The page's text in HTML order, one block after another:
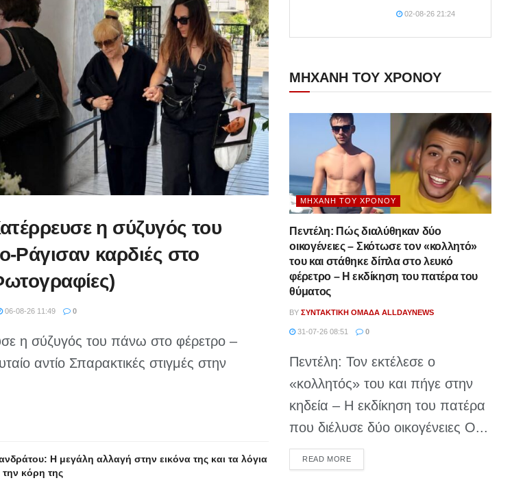
η σύζυγός του
Ράγισαν καρδιές στο
06-08-26 11:49 0
η σύζυγός του πάνω στο φέρετρο –
αντίο Σπαρακτικές στιγμές στην
Η μεγάλη αλλαγή στην εικόνα της και τα λόγια
την κόρη της
02-08-26 21:24
ΜΗΧΑΝΗ ΤΟΥ ΧΡΟΝΟΥ
ΜΗΧΑΝΉ ΤΟΥ ΧΡΌΝΟΥ
Πεντέλη: Πώς διαλύθηκαν δύο
οικογένειες – Σκότωσε τον «κολλητό»
του και στάθηκε δίπλα στο λευκό
φέρετρο – Η εκδίκηση του πατέρα του
θύματος
BY ΣΥΝΤΑΚΤΙΚΉ ΟΜΆΔΑ ALLDAYNEWS
31-07-26 08:51 0
Πεντέλη: Τον εκτέλεσε ο
«κολλητός» του και πήγε στην
κηδεία – Η εκδίκηση του πατέρα
που διέλυσε δύο οικογένειες Ο...
READ MOREDETAILS